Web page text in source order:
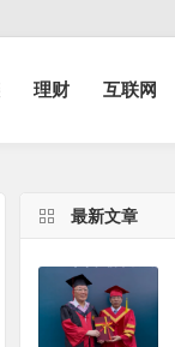
理财 互联网
最新文章